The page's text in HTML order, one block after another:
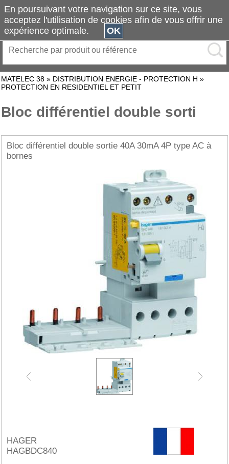
MATELEC 38 » DISTRIBUTION ENERGIE - PROTECTION H »
PROTECTION EN RESIDENTIEL ET PETIT
Bloc différentiel double sorti
Bloc différentiel double sortie 40A 30mA 4P type AC à
bornes
HAGER
HAGBDC840
En poursuivant votre navigation sur ce site, vous
acceptez l'utilisation de cookies afin de vous offrir une
expérience optimale.
OK